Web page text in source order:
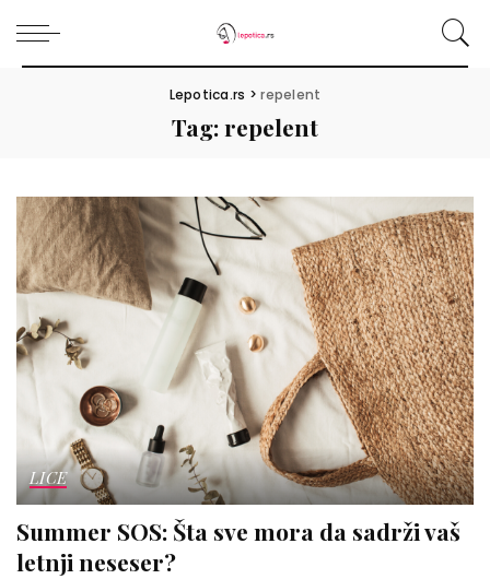
Lepotica.rs >repelent
Tag:repelent
LICE
Summer SOS: Šta sve mora da sadrži vaš
letnji neseser?